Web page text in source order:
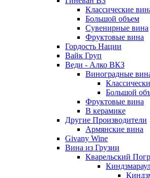
Классические
Большой объем
Сувенирные вина
Фруктовые вина
Гордость Нации
Вайк Груп
Веди - Алко ВКЗ
Виноградные
Большой
Фруктовые вина
В керамике
Другие Производители
Армянские вина
Givany Wine
Вина из Грузии
Кварельский